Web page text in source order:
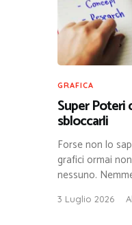
GRAFICA
Super Poteri
sbloccarli
Forse non lo
grafici ormai
nessuno.
3 Luglio 2026